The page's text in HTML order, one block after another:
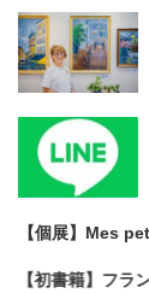
【個展】Mes
【初書籍】フ